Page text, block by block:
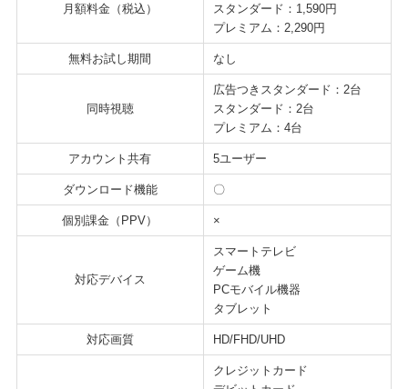
月額料金（税込）
スタンダード：1,590円
プレミアム：2,290円
無料お試し期間 なし
同時視聴
広告つきスタンダード：2台
スタンダード：2台
プレミアム：4台
アカウント共有 5ユーザー
ダウンロード機能 〇
個別課金（PPV） ×
対応デバイス
スマートテレビ
ゲーム機
PCモバイル機器
タブレット
対応画質 HD/FHD/UHD
クレジットカード